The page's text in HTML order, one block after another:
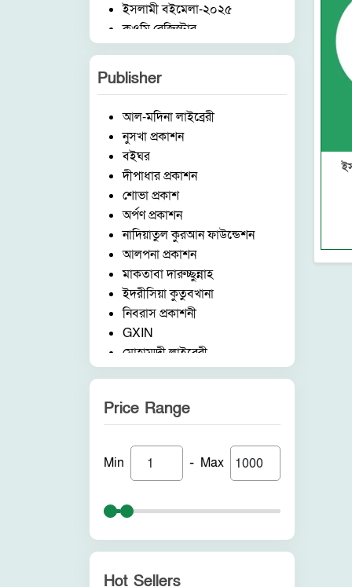
ইসলামী বইমেলা-২০২৫
কওমি রেজিস্টার
আরবি ভাষা ও সাহিত্য
ইংরেজি ভাষা ও সাহিত্য
মুহাররম ও কারবালা
মিডিয়া ও ইসলাম
দেওবন্দ ও আকাবিরে দেওবন্দ
গজল ও কবিতা
ঈদ ও অন্যান্য
ব্যবসা ব্যান্ডিং ও মার্কেটিং
ফার্সি-বাংলা অভিধান
রুকইয়াহ ও ঝাড়ফুঁক
সরফ নাহব ও বালাগাত
উসুলুল ফিকহ
পিতা-মাতার অধিকার
পীর মুরিদ ও বায়আত
আদব আখলাক ও শিষ্টাচার
নারী কর্ণার
মুমিন ও মুনাফিক
ইসলামি শাসনব্যবস্থা
পরিবেশ ও প্রাণীজগৎ
মাদক ও জুয়া
উলামায়ে কেরামের মর্যাদা
রুহ নফস ও কলব
গুনাহ ও অন্যান্য
মাযহাব ও তাকলিদ
নফছ ও শয়তানের প্রতারণা
ইসলাম ও বিজ্ঞান
কেয়ামত ও অন্যান্য
Publisher
আল-মদিনা লাইব্রেরী
নুসখা প্রকাশন
বইঘর
দীপাধার প্রকাশন
শোভা প্রকাশ
অর্পণ প্রকাশন
নাদিয়াতুল কুরআন ফাউন্ডেশন
আলপনা প্রকাশন
মাকতাবা দারুচ্ছুন্নাহ
ইদরীসিয়া কুতুবখানা
নিবরাস প্রকাশনী
GXIN
মোহাম্মদী লাইব্রেরী
নাদিয়াতুল কুরআন ফাউন্ডেশন
আকীল পাবলিকেশন
নন ব্র্যান্ড
পুনরায় প্রকাশন
হাকীমুল উম্মত প্রকাশনী
সীরাহ প্রকাশ
Price Range
Min - Max
Hot Sellers